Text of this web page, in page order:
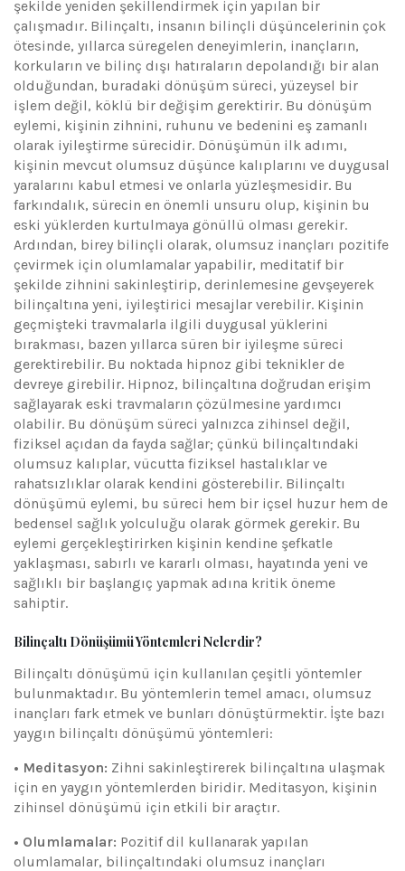
şekilde yeniden şekillendirmek için yapılan bir
çalışmadır. Bilinçaltı, insanın bilinçli düşüncelerinin çok
ötesinde, yıllarca süregelen deneyimlerin, inançların,
korkuların ve bilinç dışı hatıraların depolandığı bir alan
olduğundan, buradaki dönüşüm süreci, yüzeysel bir
işlem değil, köklü bir değişim gerektirir. Bu dönüşüm
eylemi, kişinin zihnini, ruhunu ve bedenini eş zamanlı
olarak iyileştirme sürecidir. Dönüşümün ilk adımı,
kişinin mevcut olumsuz düşünce kalıplarını ve duygusal
yaralarını kabul etmesi ve onlarla yüzleşmesidir. Bu
farkındalık, sürecin en önemli unsuru olup, kişinin bu
eski yüklerden kurtulmaya gönüllü olması gerekir.
Ardından, birey bilinçli olarak, olumsuz inançları pozitife
çevirmek için olumlamalar yapabilir, meditatif bir
şekilde zihnini sakinleştirip, derinlemesine gevşeyerek
bilinçaltına yeni, iyileştirici mesajlar verebilir. Kişinin
geçmişteki travmalarla ilgili duygusal yüklerini
bırakması, bazen yıllarca süren bir iyileşme süreci
gerektirebilir. Bu noktada hipnoz gibi teknikler de
devreye girebilir. Hipnoz, bilinçaltına doğrudan erişim
sağlayarak eski travmaların çözülmesine yardımcı
olabilir. Bu dönüşüm süreci yalnızca zihinsel değil,
fiziksel açıdan da fayda sağlar; çünkü bilinçaltındaki
olumsuz kalıplar, vücutta fiziksel hastalıklar ve
rahatsızlıklar olarak kendini gösterebilir. Bilinçaltı
dönüşümü eylemi, bu süreci hem bir içsel huzur hem de
bedensel sağlık yolculuğu olarak görmek gerekir. Bu
eylemi gerçekleştirirken kişinin kendine şefkatle
yaklaşması, sabırlı ve kararlı olması, hayatında yeni ve
sağlıklı bir başlangıç yapmak adına kritik öneme
sahiptir.
Bilinçaltı Dönüşümü Yöntemleri Nelerdir?
Bilinçaltı dönüşümü için kullanılan çeşitli yöntemler
bulunmaktadır. Bu yöntemlerin temel amacı, olumsuz
inançları fark etmek ve bunları dönüştürmektir. İşte bazı
yaygın bilinçaltı dönüşümü yöntemleri:
• Meditasyon: Zihni sakinleştirerek bilinçaltına ulaşmak
için en yaygın yöntemlerden biridir. Meditasyon, kişinin
zihinsel dönüşümü için etkili bir araçtır.
• Olumlamalar: Pozitif dil kullanarak yapılan
olumlamalar, bilinçaltındaki olumsuz inançları